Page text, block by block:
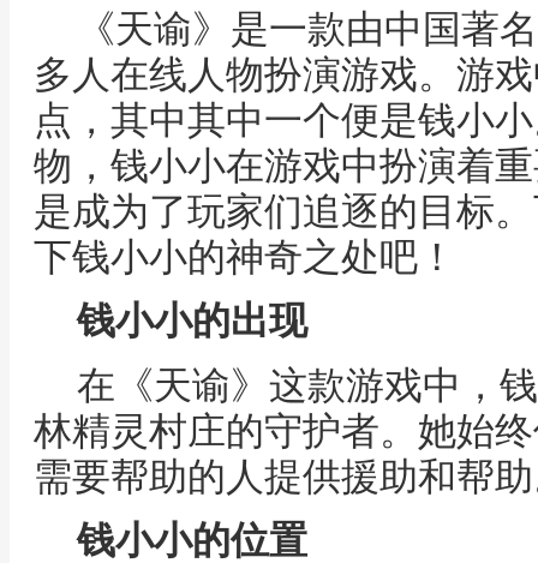
《天谕》是一款由中国著
多人在线人物扮演游戏。游
点，其中其中一个便是钱小
物，钱小小在游戏中扮演着
是成为了玩家们追逐的目标
下钱小小的神奇之处吧！
钱小小的出现
在《天谕》这款游戏中，
林精灵村庄的守护者。她始
需要帮助的人提供援助和帮
钱小小的位置